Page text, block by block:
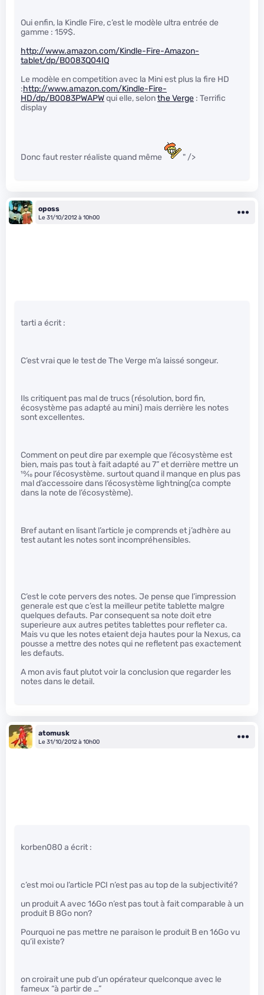
Oui enfin, la Kindle Fire, c’est le modèle ultra entrée de
gamme : 159$.
http://www.amazon.com/Kindle-Fire-Amazon-
tablet/dp/B0083Q04IQ
Le modèle en competition avec la Mini est plus la fire HD
:http://www.amazon.com/Kindle-Fire-
HD/dp/B0083PWAPWqui elle, selonthe Verge : Terrific
display
Donc faut rester réaliste quand même " />
oposs
Le 31/10/2012 à 10h00
tarti a écrit :
C’est vrai que le test de The Verge m’a laissé songeur.
Ils critiquent pas mal de trucs (résolution, bord fin,
écosystème pas adapté au mini) mais derrière les notes
sont excellentes.
Comment on peut dire par exemple que l’écosystème est
bien, mais pas tout à fait adapté au 7” et derrière mettre un
10⁄10 pour l’écosystème. surtout quand il manque en plus pas
mal d’accessoire dans l’écosystème lightning(ca compte
dans la note de l’écosystème).
Bref autant en lisant l’article je comprends et j’adhère au
test autant les notes sont incompréhensibles.
C’est le cote pervers des notes. Je pense que l’impression
generale est que c’est la meilleur petite tablette malgre
quelques defauts. Par consequent sa note doit etre
superieure aux autres petites tablettes pour refleter ca.
Mais vu que les notes etaient deja hautes pour la Nexus, ca
pousse a mettre des notes qui ne refletent pas exactement
les defauts.
A mon avis faut plutot voir la conclusion que regarder les
notes dans le detail.
atomusk
Le 31/10/2012 à 10h00
korben080 a écrit :
c’est moi ou l’article PCI n’est pas au top de la subjectivité?
un produit A avec 16Go n’est pas tout à fait comparable à un
produit B 8Go non?
Pourquoi ne pas mettre ne paraison le produit B en 16Go vu
qu’il existe?
on croirait une pub d’un opérateur quelconque avec le
fameux “à partir de …”